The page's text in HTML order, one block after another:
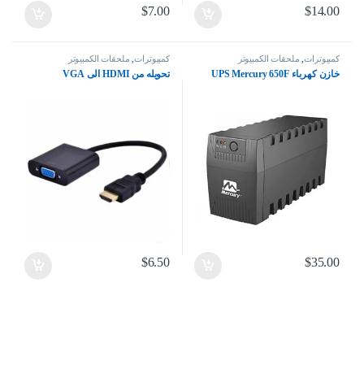
$14.00
$7.00
كمبيوترات, ملحقات الكمبيوتر
خازن كهرباء UPS Mercury 650F
$35.00
كمبيوترات, ملحقات الكمبيوتر
تحويله من HDMI الى VGA
$6.50